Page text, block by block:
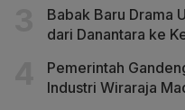
Babak Baru Drama
dari Danantara ke
Pemerintah
Industri Wiraraja